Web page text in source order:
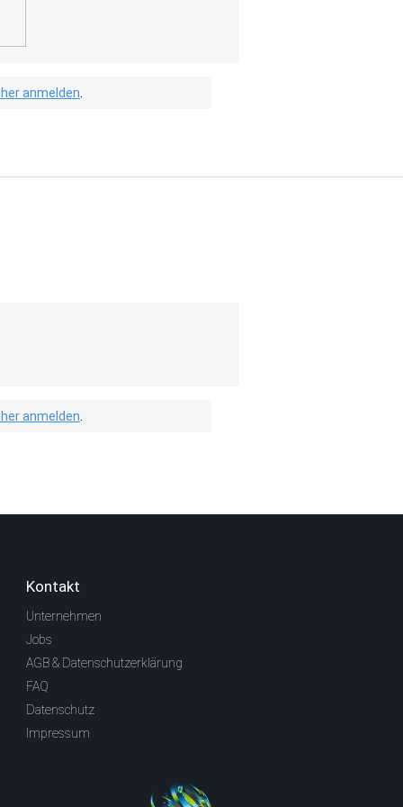
anmelden
anmelden
Kontakt
Unternehmen
Jobs
AGB & Datenschutzerklärung
FAQ
Datenschutz
Impressum